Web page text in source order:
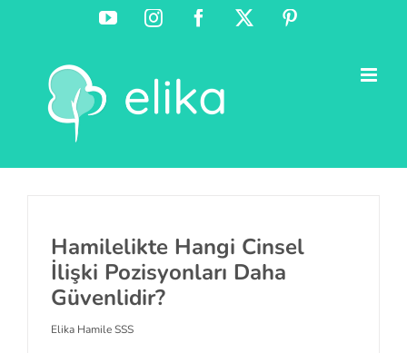
YouTubeInstagramFacebook
Hamilelikte Hangi Cinsel
İlişki Pozisyonları Daha
Güvenlidir?
Elika Hamile SSS